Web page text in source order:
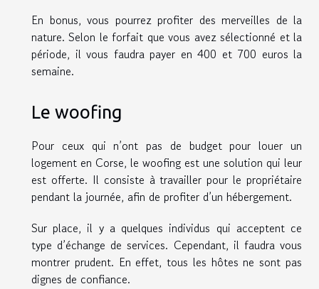
En bonus, vous pourrez profiter des merveilles de la
nature. Selon le forfait que vous avez sélectionné et la
période, il vous faudra payer en 400 et 700 euros la
semaine.
Le woofing
Pour ceux qui n’ont pas de budget pour louer un
logement en Corse, le woofing est une solution qui leur
est offerte. Il consiste à travailler pour le propriétaire
pendant la journée, afin de profiter d’un hébergement.
Sur place, il y a quelques individus qui acceptent ce
type d’échange de services. Cependant, il faudra vous
montrer prudent. En effet, tous les hôtes ne sont pas
dignes de confiance.